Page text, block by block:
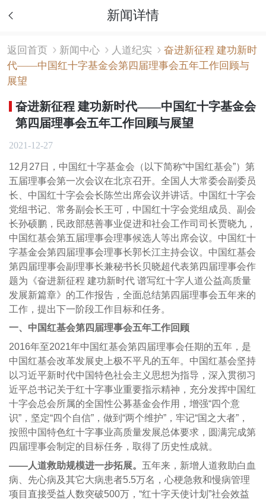
新闻详情
返回首页 新闻中心 人道纪实
奋进新征程 建功新时
代——中国红十字基金会第四届理事会五年工作回顾与
展望
奋进新征程 建功新时代——中国红十字基金会
第四届理事会五年工作回顾与展望
2021-12-27
12月27日，中国红十字基金会（以下简称“中国红基会”）第
五届理事会第一次会议在北京召开。全国人大常委会副委员
长、中国红十字会会长陈竺出席会议并讲话。中国红十字会
党组书记、常务副会长王可，中国红十字会党组成员、副会
长孙硕鹏，民政部慈善事业促进和社会工作司司长贾晓九，
中国红基会第五届理事会理事候选人等出席会议。中国红十
字基金会第四届理事会理事长郭长江主持会议。中国红基会
第四届理事会副理事长兼秘书长贝晓超代表第四届理事会作
题为《奋进新征程 建功新时代 谱写红十字人道公益高质量
发展新篇章》的工作报告，全面总结第四届理事会五年来的
工作，提出下一阶段工作目标和任务。
一、中国红基会第四届理事会五年工作回顾
2016年至2021年中国红基会第四届理事会任期的五年，是
中国红基会改革发展史上极不平凡的五年。中国红基会坚持
以习近平新时代中国特色社会主义思想为指导，深入贯彻习
近平总书记关于红十字事业重要指示精神，充分发挥中国红
十字会总会所属的全国性公募基金会作用，增强“四个意
识”，坚定“四个自信”，做到“两个维护”，牢记“国之大者”，
按照中国特色红十字事业高质量发展总体要求，圆满完成第
四届理事会制定的目标任务，取得了历史性成就。
——人道救助规模进一步拓展。 五年来，新增人道救助白血
病、先心病及其它大病患者5.5万名，心梗急救和慢病管理
项目直接受益人数突破500万，“红十字天使计划”社会效益